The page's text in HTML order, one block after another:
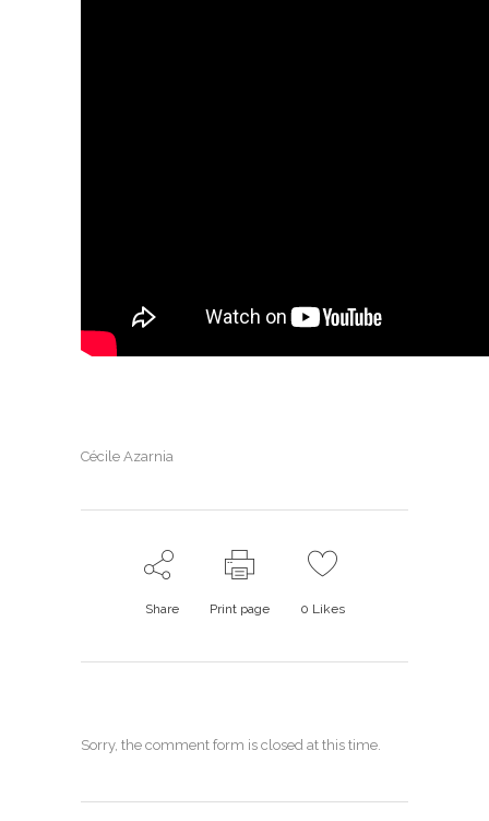
Cécile Azarnia
Share Print page 0 Likes
Sorry, the comment form is closed at this time.